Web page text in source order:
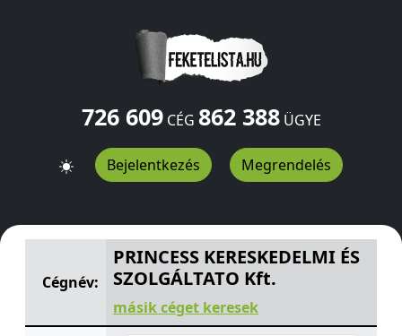
726 609CÉG 862 388ÜGYE
Bejelentkezés Megrendelés
PRINCESS KERESKEDELMI ÉS SZOLGÁLTATO Kft.
Cégnév:
PRINCESS KERESKEDELMI ÉS
SZOLGÁLTATO Kft.
másik céget keresek